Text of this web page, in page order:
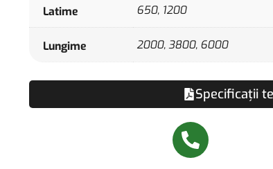
Latime 650, 1200
Lungime 2000, 3800, 6000
Specificații